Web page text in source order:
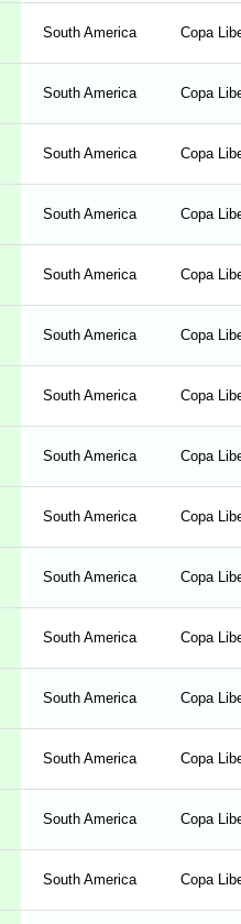
South America Copa
South America Copa
South America Copa
South America Copa
South America Copa
South America Copa
South America Copa
South America Copa
South America Copa
South America Copa
South America Copa
South America Copa
South America Copa
South America Copa
South America Copa